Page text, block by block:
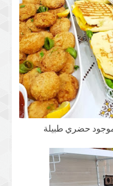
حضري طبيلة